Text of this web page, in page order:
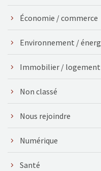
Économie / commerce
Environnement /
Immobilier / logement
Non classé
Nous rejoindre
Numérique
Santé